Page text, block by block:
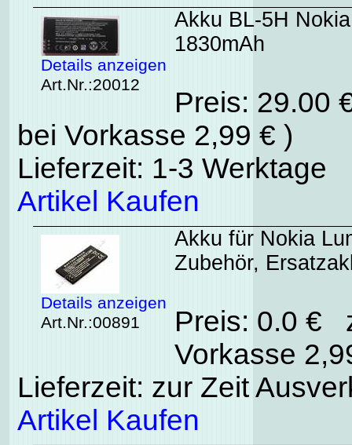
Details anzeigen
Art.Nr.:20012
Akku BL-5H
1830mAh
Preis: 29.00
bei Vorkasse 2,99 € )
Lieferzeit: 1-3 Werktage
Artikel Kaufen
Details anzeigen
Art.Nr.:00891
Akku für Nokia
Zubehör,
Preis: 0.0 €
Vorkasse
Lieferzeit: zur Zeit
Artikel Kaufen